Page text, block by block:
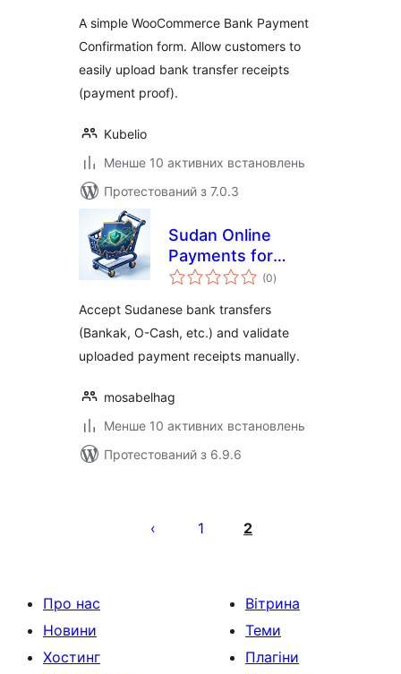
A simple WooCommerce Bank Payment
Confirmation form. Allow customers to
easily upload bank transfer receipts
(payment proof).
Kubelio
Менше 10 активних встановлень
Протестований з 7.0.3
Sudan Online
Payments for
WooCommerce
(0загальний
рейтинг
)
Accept Sudanese bank transfers
(Bankak, O-Cash, etc.) and validate
uploaded payment receipts manually.
mosabelhag
Менше 10 активних встановлень
Протестований з 6.9.6
записів
1 2
Про нас
Новини
Хостинг
Вітрина
Теми
Плагіни